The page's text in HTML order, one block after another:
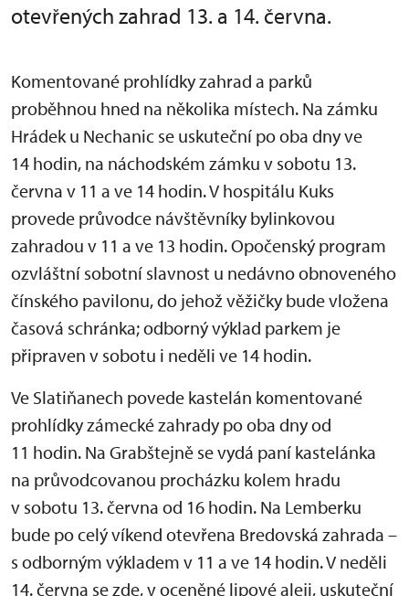
otevřených zahrad 13. a 14. června.
Komentované prohlídky zahrad a parků
proběhnou hned na několika místech. Na zámku
Hrádek u Nechanic se uskuteční po oba dny ve
14 hodin, na náchodském zámku v sobotu 13.
června v 11 a ve 14 hodin. V hospitálu Kuks
provede průvodce návštěvníky bylinkovou
zahradou v 11 a ve 13 hodin. Opočenský program
ozvláštní sobotní slavnost u nedávno obnoveného
čínského pavilonu, do jehož věžičky bude vložena
časová schránka; odborný výklad parkem je
připraven v sobotu i neděli ve 14 hodin.
Ve Slatiňanech povede kastelán komentované
prohlídky zámecké zahrady po oba dny od
11 hodin. Na Grabštejně se vydá paní kastelánka
na průvodcovanou procházku kolem hradu
v sobotu 13. června od 16 hodin. Na Lemberku
bude po celý víkend otevřena Bredovská zahrada –
s odborným výkladem v 11 a ve 14 hodin. V neděli
14. června se zde, v oceněné lipové aleji, uskuteční